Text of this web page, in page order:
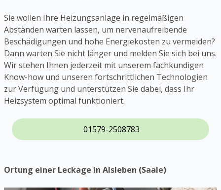
Sie wollen Ihre Heizungsanlage in regelmäßigen
Abständen warten lassen, um nervenaufreibende
Beschädigungen und hohe Energiekosten zu vermeiden?
Dann warten Sie nicht länger und melden Sie sich bei uns.
Wir stehen Ihnen jederzeit mit unserem fachkundigen
Know-how und unseren fortschrittlichen Technologien
zur Verfügung und unterstützen Sie dabei, dass Ihr
Heizsystem optimal funktioniert.
01579-2508783
Ortung einer Leckage in Alsleben (Saale)